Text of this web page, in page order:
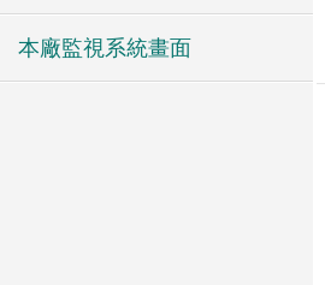
本廠監視系統畫面